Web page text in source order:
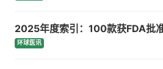
2025年度索引：100款获FDA批
环球医讯